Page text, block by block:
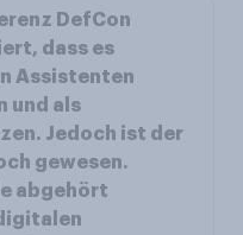
DefCon
dass es
Assistenten
und als
Jedoch ist der
gewesen.
abgehört